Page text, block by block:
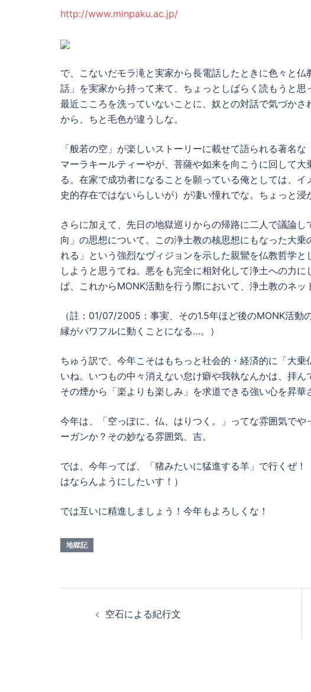
http://www.minpaku.ac.jp/
で、こないだモラ滝と実家から長電話したときに色々と
話」を実家から持って来て、ちょっとしばらく読もうと
最近こころを洗っていないことに、奴との対話で気づか
から、ちと毛色が違うしな。
「般若の空」が楽しいストーリーに載せて語られる著名
マーラキールティーやが、菩薩や如来を向こうに回して
る。在家で成功者になることを願っている俺としては、
史的存在ではないらしいが）が凄い憧れでな。ちょっと浸
さらに加えて、先日の地獄巡りからの帰路に二人で議論
向」の思想について。この浄土教の核思想にもなった大
れる」という強烈なヴィジョンを示した親鸞を仏教哲学
しようと思うてね。悪をも完全に相対化して浄土への力
ば、これからMONK活動を行う際において、浄土教のネ
（註：01/07/2005：事実、その1.5年ほど後のMONK活
縁がパワフルに動くことになる…。）
ちゅう訳で、今年こそはもちっと社会的・経済的に「大
いね。いつもの中々消えない怠け癖や我執なんかは、拝
その煙から「楽よりも楽しみ」を求道できる強い心を昇
今年は、「空っぽに、仏、はりつく。」ってな雰囲気で
ーガンか？その妙なる雰囲気、吉。
では、今年ってば、「猪みたいに猛進する羊」で行くぜ
はならんようにしたいす！）
では互いに精進しましょう！今年もよろしくな！
地獄記
空石による紀行文